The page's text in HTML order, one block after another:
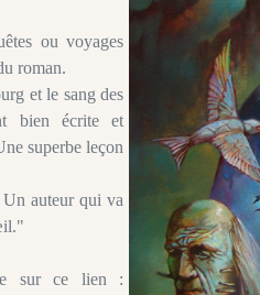
ou voyages
roman.
et le sang des
bien écrite et
superbe leçon
auteur qui va
sur ce lien :